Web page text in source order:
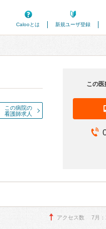
Calooとは
新規ユーザ登録
この病院の
看護師求人
この
アクセス数 7月：